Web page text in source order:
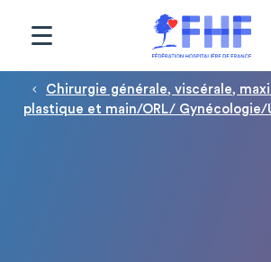
Fil d'Ariane
Chirurgie générale, viscérale,
plastique et main/ORL/ Gynécologie/
Panneau de gestion des cookies